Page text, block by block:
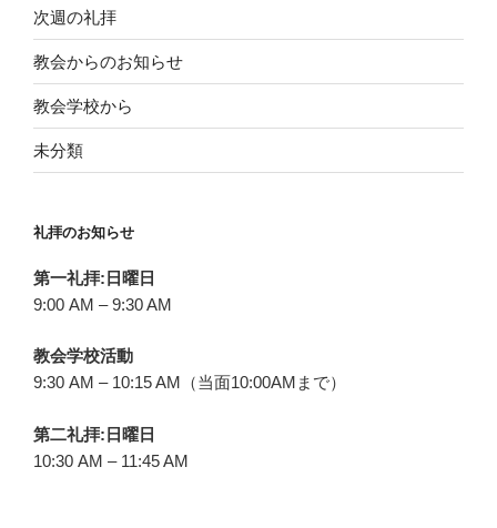
次週の礼拝
教会からのお知らせ
教会学校から
未分類
礼拝のお知らせ
第一礼拝:日曜日
9:00 AM – 9:30 AM
教会学校活動
9:30 AM – 10:15 AM（当面10:00AMまで）
第二礼拝:日曜日
10:30 AM – 11:45 AM